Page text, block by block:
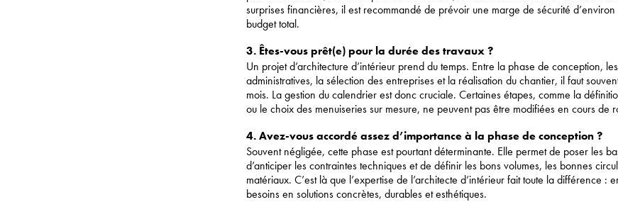
surprises financières, il est recommandé de prévoir une marge de sécurité
budget total.
3. Êtes-vous prêt(e) pour la durée des travaux ?
Un projet d’architecture d’intérieur prend du temps. Entre la phase de conception,
administratives, la sélection des entreprises et la réalisation du chantier, il faut
mois. La gestion du calendrier est donc cruciale. Certaines étapes, comme la
ou le choix des menuiseries sur mesure, ne peuvent pas être modifiées en cours de
4. Avez-vous accordé assez d’importance à la phase de conception ?
Souvent négligée, cette phase est pourtant déterminante. Elle permet de poser les
d’anticiper les contraintes techniques et de définir les bons volumes, les bonnes
matériaux. C’est là que l’expertise de l’architecte d’intérieur fait toute la différence :
besoins en solutions concrètes, durables et esthétiques.